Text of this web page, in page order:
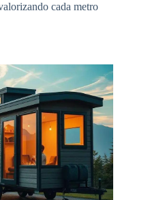
cada metro